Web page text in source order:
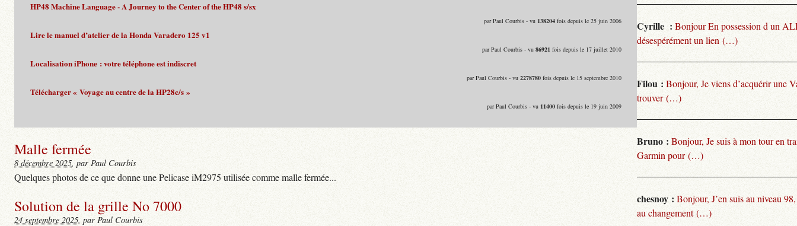
HP48 Machine Language - A Journey to the Center of the HP48 s/sx
par Paul Courbis - vu 138204fois depuis le 25 juin 2006
Lire le manuel d’atelier de la Honda Varadero 125 v1
par Paul Courbis - vu 86921 fois depuis le 17 juillet 2010
Localisation iPhone : votre téléphone est indiscret
par Paul Courbis - vu 2278780fois depuis le 15 septembre 2010
Télécharger « Voyage au centre de la HP28c/s »
par Paul Courbis - vu 11400fois depuis le 19 juin 2009
Malle fermée
8 décembre 2025, par Paul Courbis
Quelques photos de ce que donne une Pelicase iM2975 utilisée comme malle fermée...
Solution de la grille No 7000
24 septembre 2025, par Paul Courbis
Cyrille : Bonjour En possession d un
désespérément un lien (…)
Filou : Bonjour, Je viens d’acquérir une
trouver (…)
Bruno : Bonjour, Je suis à mon tour en
Garmin pour (…)
chesnoy : Bonjour, J’en suis au niveau
au changement (…)